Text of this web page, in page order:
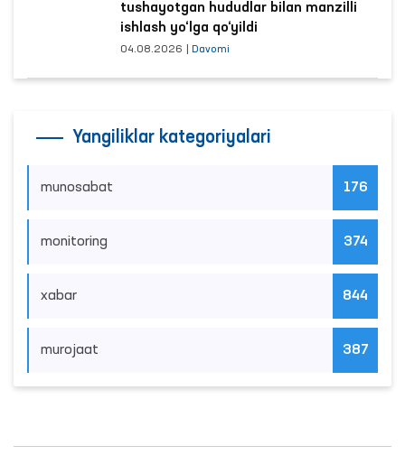
tushayotgan hududlar bilan manzilli
ishlash yo‘lga qo‘yildi
04.08.2026 Davomi
Yangiliklar kategoriyalari
munosabat 176
monitoring 374
xabar 844
murojaat 387